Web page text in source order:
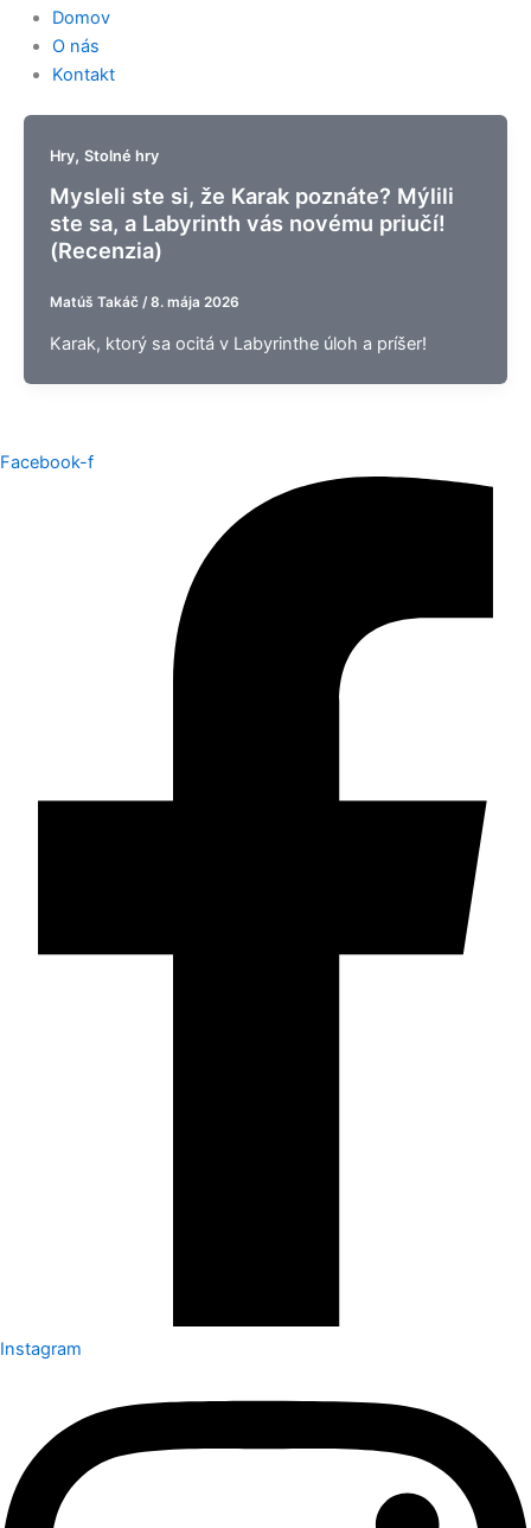
Domov
O nás
Kontakt
Hry, Stolné hry
Mysleli ste si, že Karak poznáte? Mýlili
ste sa, a Labyrinth vás novému priučí!
(Recenzia)
Matúš Takáč / 8. mája 2026
Karak, ktorý sa ocitá v Labyrinthe úloh a príšer!
Facebook-f
Instagram